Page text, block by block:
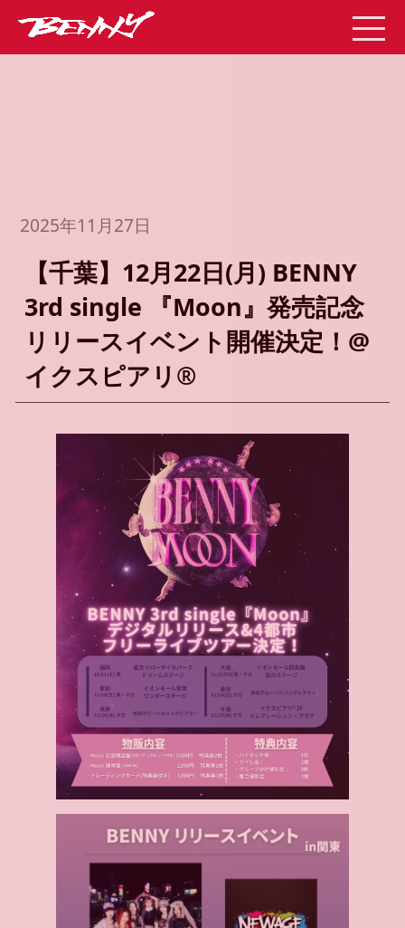
2025年11月27日
【千葉】12月22日(月) BENNY
3rd single 『Moon』発売記念
リリースイベント開催決定！@
イクスピアリ®